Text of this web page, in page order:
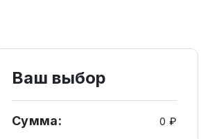
Ваш выбор
Сумма: 0 ₽